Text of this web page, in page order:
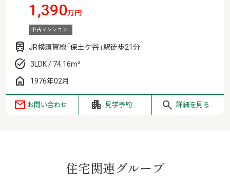
1,390万円
中古マンション
JR横須賀線「保土ケ谷」駅徒歩21分
3LDK / 74.16m²
1976年02月
お問い合わせ 見学予約 詳細を見る
住宅関連グループ